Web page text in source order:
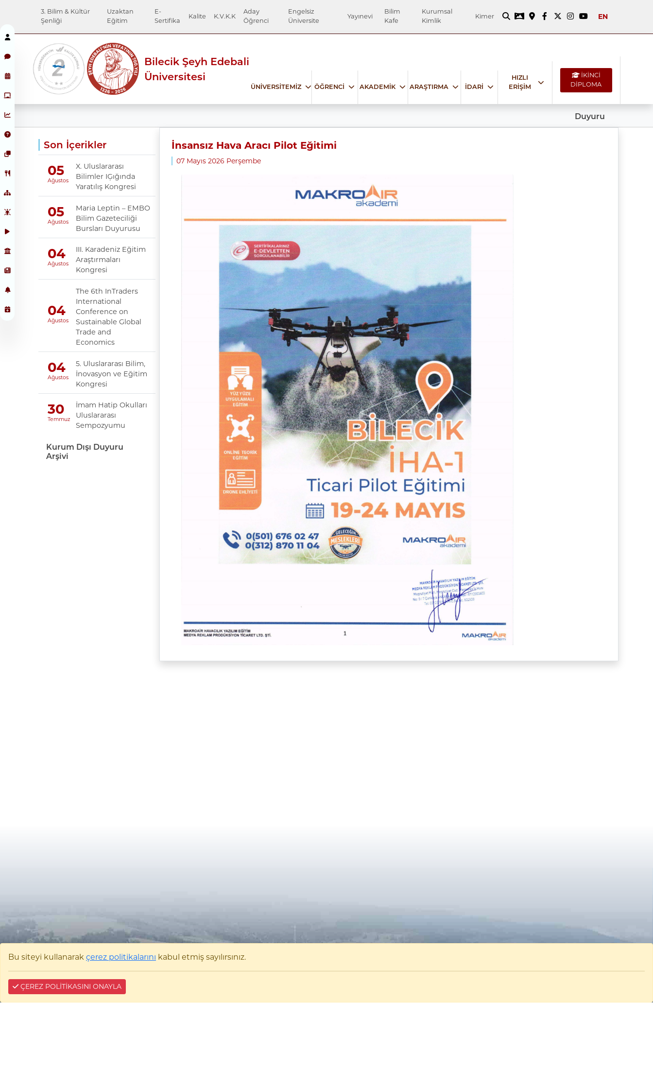
3. Bilim & Kültür
Şenliği
Uzaktan
Eğitim
E-
Sertifika
Kalite K.V.K.K
Aday
Öğrenci
Engelsiz
Üniversite
Yayınevi
Bilim
Kafe
Kurumsal
Kimlik
Kimer EN
Bilecik Şeyh Edebali
Üniversitesi
ÜNİVERSİTEMİZ ÖĞRENCİ AKADEMİK ARAŞTIRMA İDARİ
HIZLI
ERİŞİM
İKİNCİ
DİPLOMA
Duyuru
Son İçerikler
05
Ağustos
X. Uluslararası
Bilimler IĢığında
Yaratılış Kongresi
05
Ağustos
Maria Leptin – EMBO
Bilim Gazeteciliği
Bursları Duyurusu
04
Ağustos
III. Karadeniz Eğitim
Araştırmaları
Kongresi
04
Ağustos
The 6th InTraders
International
Conference on
Sustainable Global
Trade and
Economics
04
Ağustos
5. Uluslararası Bilim,
İnovasyon ve Eğitim
Kongresi
30
Temmuz
İmam Hatip Okulları
Uluslararası
Sempozyumu
Kurum Dışı Duyuru
Arşivi
İnsansız Hava Aracı Pilot Eğitimi
07 Mayıs 2026 Perşembe
Bu siteyi kullanarak çerez politikalarını kabul etmiş sayılırsınız.
ÇEREZ POLİTİKASINI ONAYLA